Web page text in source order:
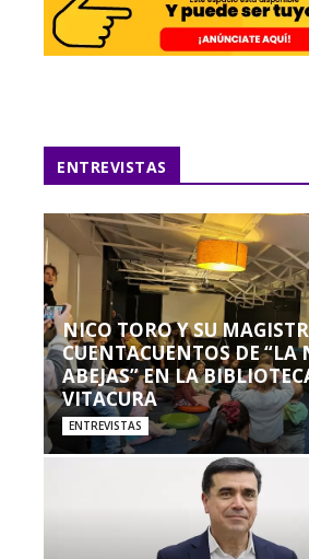
ENTREVISTAS
NICO TORO Y SU
CUENTACUENTOS DE “LA
ABEJAS” EN LA
VITACURA
ENTREVISTAS